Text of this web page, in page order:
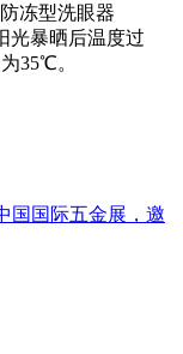
冻型洗眼器
光暴晒后温度过
35℃。
国国际五金展，邀